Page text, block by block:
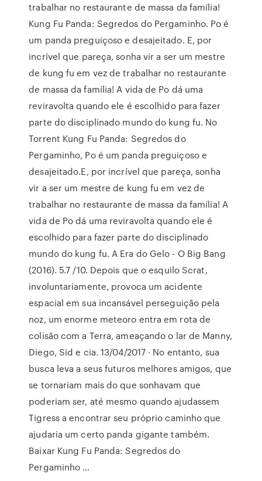
trabalhar no restaurante de massa da família!
Kung Fu Panda: Segredos do Pergaminho. Po é
um panda preguiçoso e desajeitado. E, por
incrível que pareça, sonha vir a ser um mestre
de kung fu em vez de trabalhar no restaurante
de massa da família! A vida de Po dá uma
reviravolta quando ele é escolhido para fazer
parte do disciplinado mundo do kung fu. No
Torrent Kung Fu Panda: Segredos do
Pergaminho, Po é um panda preguiçoso e
desajeitado.E, por incrível que pareça, sonha
vir a ser um mestre de kung fu em vez de
trabalhar no restaurante de massa da família! A
vida de Po dá uma reviravolta quando ele é
escolhido para fazer parte do disciplinado
mundo do kung fu. A Era do Gelo - O Big Bang
(2016). 5.7 /10. Depois que o esquilo Scrat,
involuntariamente, provoca um acidente
espacial em sua incansável perseguição pela
noz, um enorme meteoro entra em rota de
colisão com a Terra, ameaçando o lar de Manny,
Diego, Sid e cia. 13/04/2017 · No entanto, sua
busca leva a seus futuros melhores amigos, que
se tornariam mais do que sonhavam que
poderiam ser, até mesmo quando ajudassem
Tigress a encontrar seu próprio caminho que
ajudaria um certo panda gigante também.
Baixar Kung Fu Panda: Segredos do
Pergaminho …